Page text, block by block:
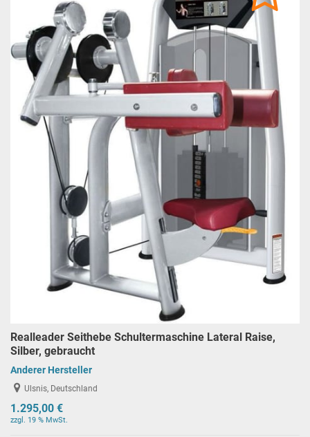
Realleader Seithebe Schultermaschine Lateral Raise,
Silber, gebraucht
Anderer Hersteller
Ulsnis, Deutschland
1.295,00 €
zzgl. 19 % MwSt.